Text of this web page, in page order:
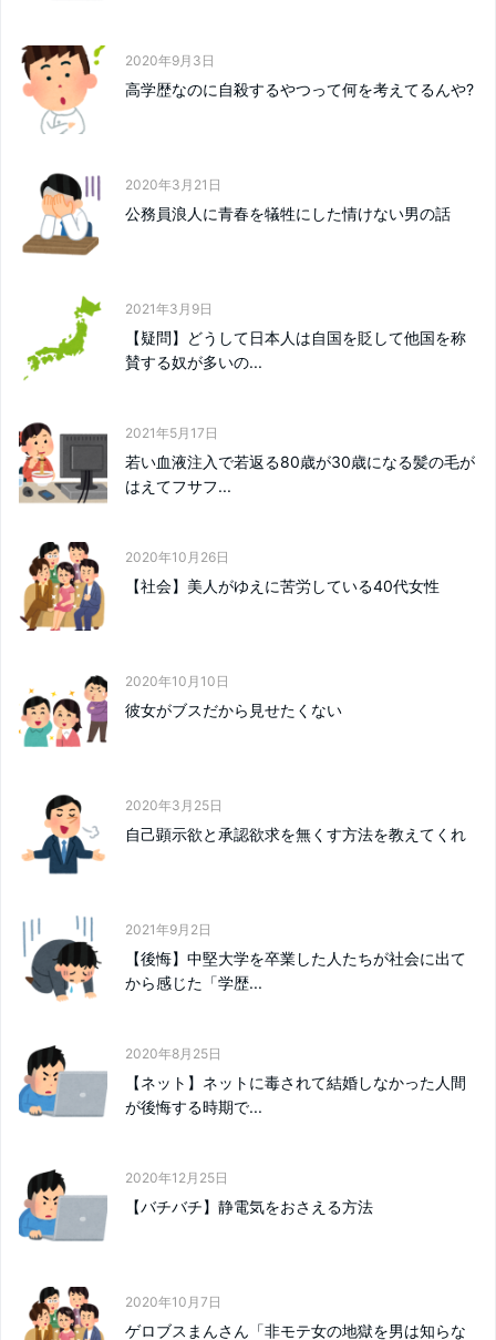
2020年9月3日
高学歴なのに自殺するやつって何を考えてるんや?
2020年3月21日
公務員浪人に青春を犠牲にした情けない男の話
2021年3月9日
【疑問】どうして日本人は自国を貶して他国を称
賛する奴が多いの...
2021年5月17日
若い血液注入で若返る80歳が30歳になる髪の毛が
はえてフサフ...
2020年10月26日
【社会】美人がゆえに苦労している40代女性
2020年10月10日
彼女がブスだから見せたくない
2020年3月25日
自己顕示欲と承認欲求を無くす方法を教えてくれ
2021年9月2日
【後悔】中堅大学を卒業した人たちが社会に出て
から感じた「学歴...
2020年8月25日
【ネット】ネットに毒されて結婚しなかった人間
が後悔する時期で...
2020年12月25日
【バチバチ】静電気をおさえる方法
2020年10月7日
ゲロブスまんさん「非モテ女の地獄を男は知らな